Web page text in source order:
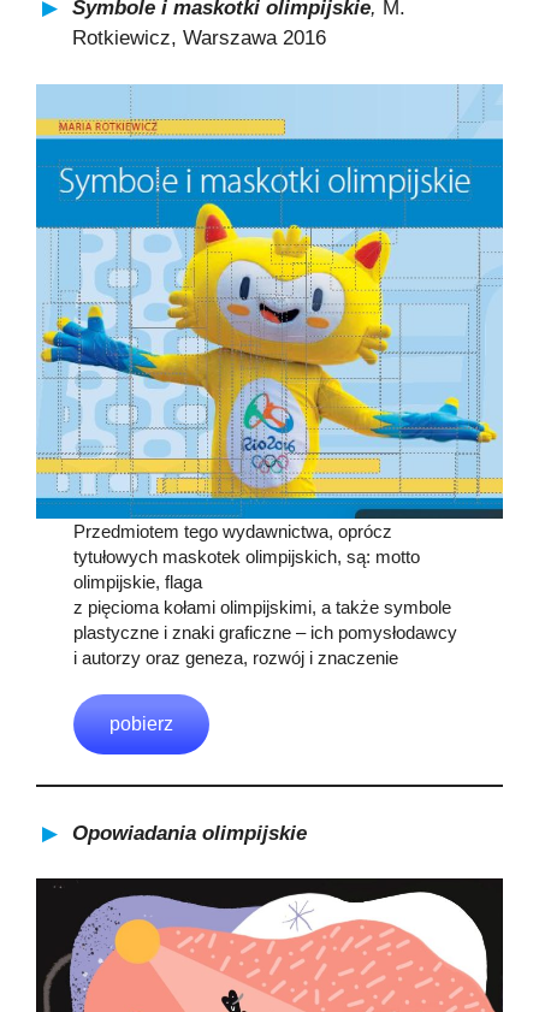
Symbole i maskotki olimpijskie, M.
Rotkiewicz, Warszawa 2016
Przedmiotem tego wydawnictwa, oprócz
tytułowych maskotek olimpijskich, są: motto
olimpijskie, flaga
z pięcioma kołami olimpijskimi, a także symbole
plastyczne i znaki graficzne – ich pomysłodawcy
i autorzy oraz geneza, rozwój i znaczenie
pobierz
Opowiadania olimpijskie